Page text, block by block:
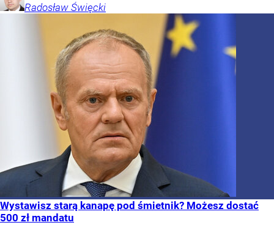
Radosław Święcki
Wystawisz starą kanapę pod śmietnik? Możesz dostać
500 zł mandatu